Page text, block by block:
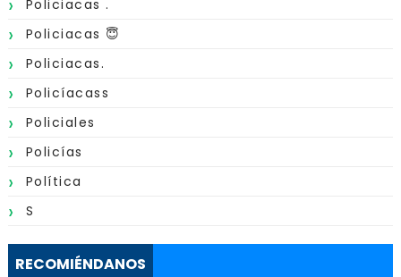
Policiacas .
Policiacas 😇
Policiacas.
Policíacass
Policiales
Policías
Política
S
RECOMIÉNDANOS